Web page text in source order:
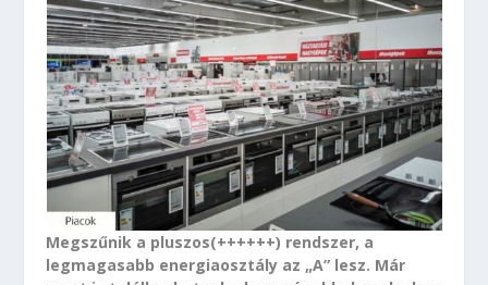
Megszűnik a pluszos(++++++) rendszer, a
legmagasabb energiaosztály az „A” lesz. Már